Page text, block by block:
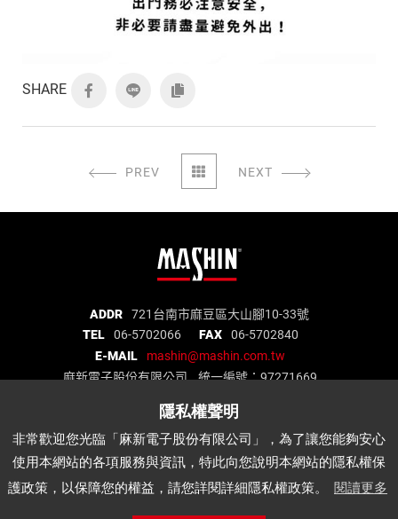
非常歡迎您光臨「麻新電子股份有限公司」，為了讓您能夠安心
使用本網站的各項服務與資訊，特此向您說明本網站的隱私權保
護政策，以保障您的權益，請您詳閱詳細隱私權政策。
閱讀更多
SHARE
PREV NEXT
子
有
限
公
ADDR
721台南市麻豆區大山腳10-33號
TEL
06-5702066 FAX
06-5702840
E-MAIL
mashin@mashin.com.tw
麻新電子股份有限公司 統一編號：97271669
品質認證 最新消息
代理品牌
經銷據點 說明書下載 APP
麻